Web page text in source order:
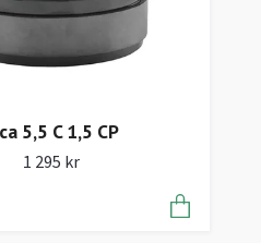
5,5 C 1,5 CP
1 295 kr